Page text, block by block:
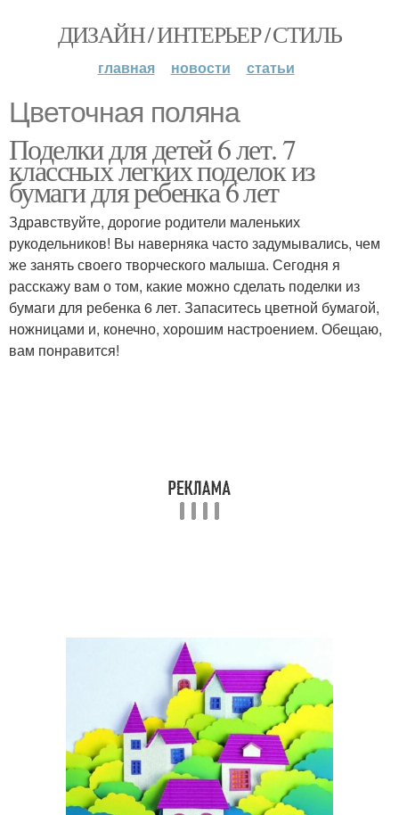
ДИЗАЙН / ИНТЕРЬЕР / СТИЛЬ
главная новости статьи
Цветочная поляна
Поделки для детей 6 лет. 7
классных легких поделок из
бумаги для ребенка 6 лет
Здравствуйте, дорогие родители маленьких
рукодельников! Вы наверняка часто задумывались, чем
же занять своего творческого малыша. Сегодня я
расскажу вам о том, какие можно сделать поделки из
бумаги для ребенка 6 лет. Запаситесь цветной бумагой,
ножницами и, конечно, хорошим настроением. Обещаю,
вам понравится!